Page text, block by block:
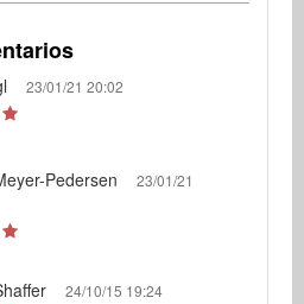
23/01/21 20:02
Pedersen
23/01/21
24/10/15 19:24